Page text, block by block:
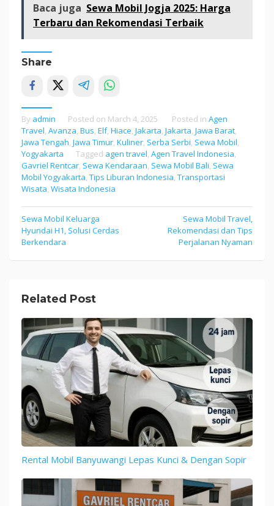
Baca juga Sewa Mobil Jogja 2025: Harga
Terbaru dan Rekomendasi Terbaik
Share
By admin Posted on March 4, 2025 Posted in Agen
Travel, Avanza, Bus, Elf, Hiace, Jakarta, Jakarta, Jawa Barat,
Jawa Tengah, Jawa Timur, Kuliner, Serba Serbi, Sewa Mobil,
Yogyakarta
Tagged agen travel, Agen Travel Indonesia,
Gavriel Rentcar, Sewa Kendaraan, Sewa Mobil Bali, Sewa
Mobil Yogyakarta, Tips Liburan Indonesia, Transportasi
Wisata, Wisata Indonesia
Post
navigation
Sewa Mobil Keluarga
Hyundai H1, Solusi Cerdas
Berkendara
Sewa Mobil Travel,
Rekomendasi dan Tips
Perjalanan Nyaman
Related Post
Rental Mobil Banyuwangi Lepas Kunci & Dengan Sopir